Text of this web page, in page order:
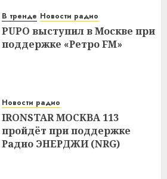
В тренде Новости радио
PUPO выступил в Москве при
поддержке «Ретро FM»
Новости радио
IRONSTAR МОСКВА 113
пройдёт при поддержке
Радио ЭНЕРДЖИ (NRG)